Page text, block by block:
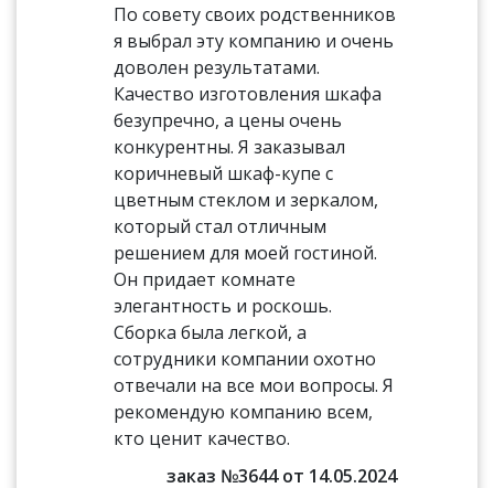
По совету своих родственников
я выбрал эту компанию и очень
доволен результатами.
Качество изготовления шкафа
безупречно, а цены очень
конкурентны. Я заказывал
коричневый шкаф-купе с
цветным стеклом и зеркалом,
который стал отличным
решением для моей гостиной.
Он придает комнате
элегантность и роскошь.
Сборка была легкой, а
сотрудники компании охотно
отвечали на все мои вопросы. Я
рекомендую компанию всем,
кто ценит качество.
заказ №3644 от 14.05.2024